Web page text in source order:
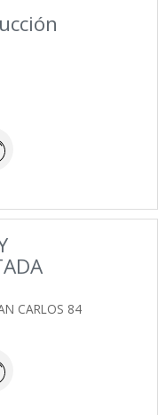
CARLOS 84